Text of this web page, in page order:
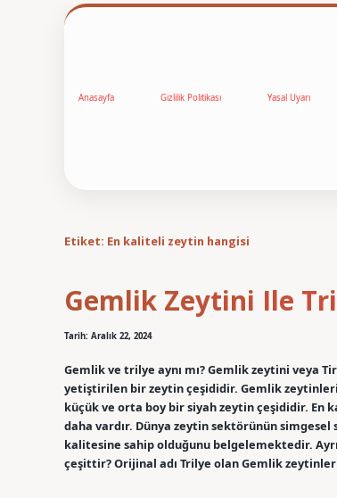
Anasayfa Gizlilik Politikası Yasal Uyarı
Etiket: En kaliteli zeytin hangisi
Gemlik Zeytini Ile
Tarih: Aralık 22, 2024
Gemlik ve trilye aynı mı? Gemlik zeytini veya
yetiştirilen bir zeytin çeşididir. Gemlik
küçük ve orta boy bir siyah zeytin çeşididir.
daha vardır. Dünya zeytin sektörünün
kalitesine sahip olduğunu belgelemektedir.
çeşittir? Orijinal adı Trilye olan Gemlik